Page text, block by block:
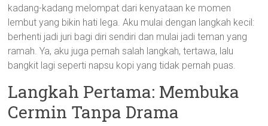
kadang-kadang melompat dari kenyataan ke momen
lembut yang bikin hati lega. Aku mulai dengan langkah kecil:
berhenti jadi juri bagi diri sendiri dan mulai jadi teman yang
ramah. Ya, aku juga pernah salah langkah, tertawa, lalu
bangkit lagi seperti napsu kopi yang tidak pernah puas.
Langkah Pertama: Membuka
Cermin Tanpa Drama